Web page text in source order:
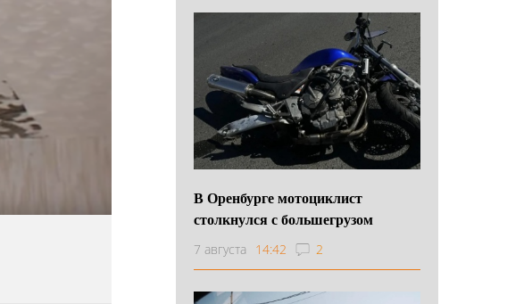
В Оренбурге мотоциклист
столкнулся с большегрузом
7 августа 14:42 2